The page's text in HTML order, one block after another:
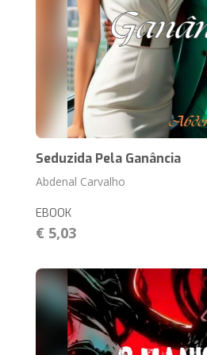
Seduzida Pela Ganância
Abdenal Carvalho
EBOOK
€ 5,03